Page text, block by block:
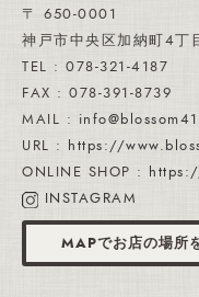
〒 650-0001
神戸市中央区加納町4丁
TEL : 078-321-4187
FAX : 078-391-8739
MAIL :
URL : https://
ONLINE SHOP :
INSTAGRAM
MAPでお店の場所